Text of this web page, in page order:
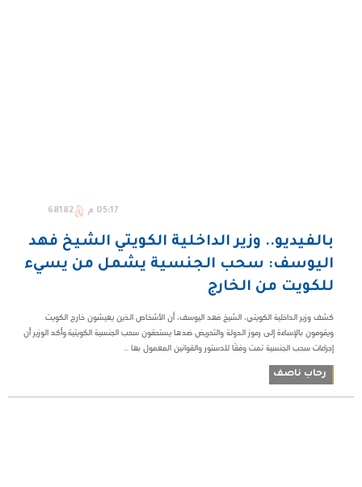
05:17 م 68182
بالفيديو.. وزير الداخلية الكويتي الشيخ فهد
اليوسف: سحب الجنسية يشمل من يسيء
للكويت من الخارج
كشف وزير الداخلية الكويتي، الشيخ فهد اليوسف، أن الأشخاص الذين يعيشون خارج الكويت
ويقومون بالإساءة إلى رموز الدولة والتحريض ضدها يستحقون سحب الجنسية الكويتية.وأكد الوزير أن
إجراءات سحب الجنسية تمت وفقًا للدستور والقوانين المعمول بها ...
رحاب ناصف